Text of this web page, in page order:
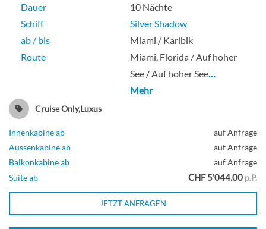
Dauer
10 Nächte
Schiff
Silver Shadow
ab / bis
Miami / Karibik
Route
Miami, Florida / Auf hoher
See / Auf hoher See…
Mehr
Cruise Only,Luxus
Innenkabine ab
auf Anfrage
Aussenkabine ab
auf Anfrage
Balkonkabine ab
auf Anfrage
Suite ab
CHF 5'044.00 p.P.
JETZT ANFRAGEN